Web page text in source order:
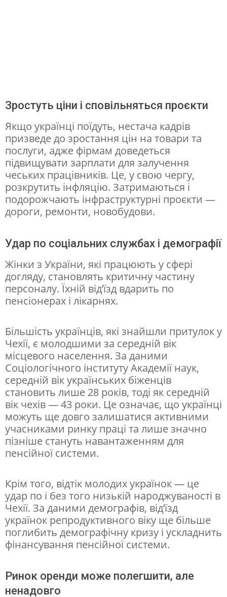
т
а
б
и
м
о
ж
и
и
х
в
р
а
т
Зростуть ціни і сповільняться проєкти
Якщо українці поїдуть, нестача кадрів
призведе до зростання цін на товари та
послуги, адже фірмам доведеться
підвищувати зарплати для залучення
чеських працівників. Це, у свою чергу,
розкрутить інфляцію. Затримаються і
подорожчають інфраструктурні проєкти —
дороги, ремонти, новобудови.
Удар по соціальних службах і демографії
Жінки з України, які працюють у сфері
догляду, становлять критичну частину
персоналу. Їхній від’їзд вдарить по
пенсіонерах і лікарнях.
Більшість українців, які знайшли притулок у
Чехії, є молодшими за середній вік
місцевого населення. За даними
Соціологічного інституту Академії наук,
середній вік українських біженців
становить лише 28 років, тоді як середній
вік чехів — 43 роки. Це означає, що українці
можуть ще довго залишатися активними
учасниками ринку праці та лише значно
пізніше стануть навантаженням для
пенсійної системи.
Крім того, відтік молодих українок — це
удар по і без того низькій народжуваності в
Чехії. За даними демографів, від’їзд
українок репродуктивного віку ще більше
поглибить демографічну кризу і ускладнить
фінансування пенсійної системи.
Ринок оренди може полегшити, але
ненадовго